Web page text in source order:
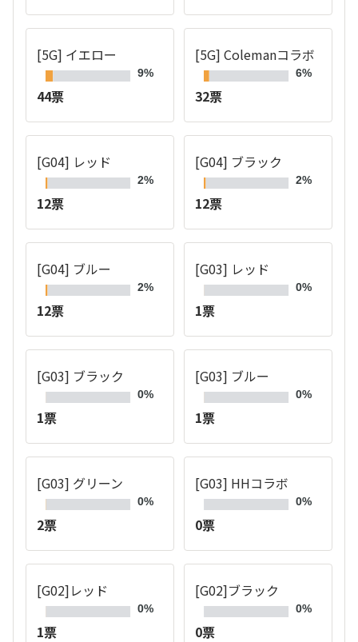
[5G] イエロー
9%
44票
[5G] Colemanコラボ
6%
32票
[G04] レッド
2%
12票
[G04] ブラック
2%
12票
[G04] ブルー
2%
12票
[G03] レッド
0%
1票
[G03] ブラック
0%
1票
[G03] ブルー
0%
1票
[G03] グリーン
0%
2票
[G03] HHコラボ
0%
0票
[G02]レッド
0%
1票
[G02]ブラック
0%
0票